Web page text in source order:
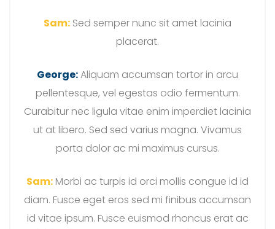
Sam: Sed semper nunc sit amet lacinia
placerat.
George:Aliquam accumsan tortor in arcu
pellentesque, vel egestas odio fermentum.
Curabitur nec ligula vitae enim imperdiet lacinia
ut at libero. Sed sed varius magna. Vivamus
porta dolor ac mi maximus cursus.
Sam: Morbi ac turpis id orci mollis congue id id
diam. Fusce eget eros sed mi finibus accumsan
id vitae ipsum. Fusce euismod rhoncus erat ac